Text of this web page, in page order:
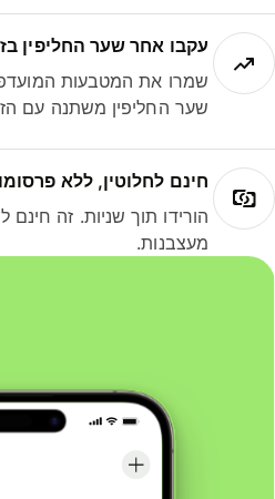
עקבו אחר שער החליפין
שמרו את המטבעות
שער החליפין משתנה עם
חינם לחלוטין, ללא פרסומות
הורידו תוך שניות. זה חינם
מעצבנות.